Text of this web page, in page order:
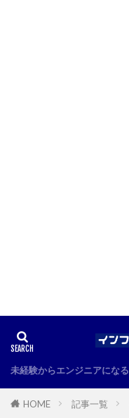
未経験からエンジニアになる
HOME 記事一覧